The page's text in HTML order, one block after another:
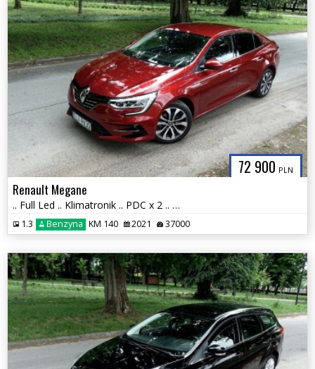
72 900 PLN
Renault Megane
.. Full Led .. Klimatronik .. PDC x 2 .. Grzana Kierownica i Fotele ..
1.3 Benzyna KM 140 2021 37000